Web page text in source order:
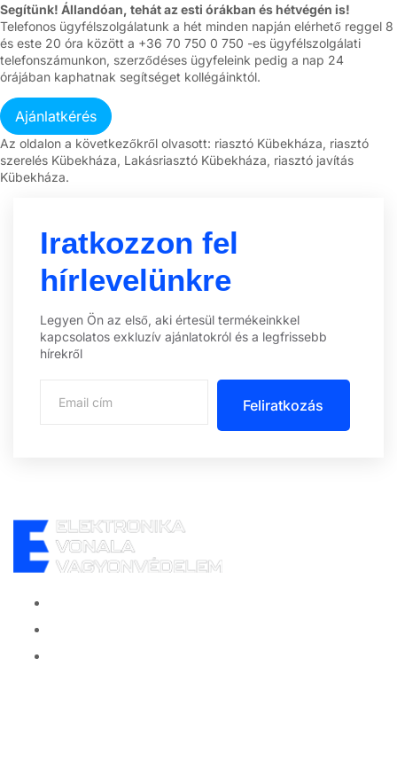
Segítünk! Állandóan, tehát az esti órákban és hétvégén is!
Telefonos ügyfélszolgálatunk a hét minden napján elérhető reggel 8
és este 20 óra között a +36 70 750 0 750 -es ügyfélszolgálati
telefonszámunkon, szerződéses ügyfeleink pedig a nap 24
órájában kaphatnak segítséget kollégáinktól.
Az oldalon a következőkről olvasott: riasztó Kübekháza, riasztó
szerelés Kübekháza, Lakásriasztó Kübekháza, riasztó javítás
Kübekháza.
Iratkozzon fel
hírlevelünkre
Legyen Ön az első, aki értesül termékeinkkel
kapcsolatos exkluzív ajánlatokról és a legfrissebb
hírekről
Feliratkozás